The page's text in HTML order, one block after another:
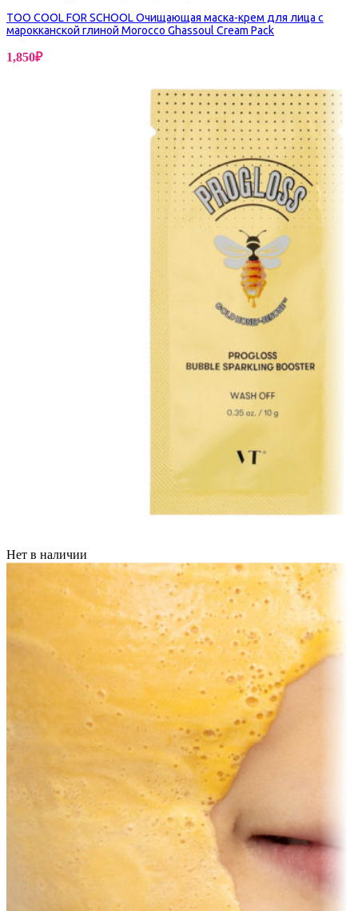
TOO COOL FOR SCHOOL Очищающая маска-крем для лица с
марокканской глиной Morocco Ghassoul Cream Pack
1,850₽
Нет в наличии